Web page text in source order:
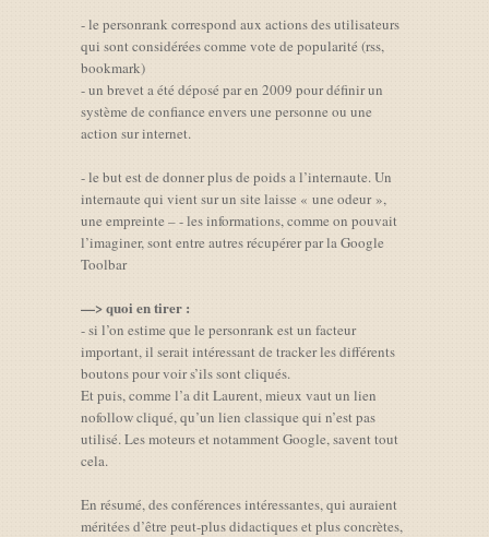
- le personrank correspond aux actions des utilisateurs
qui sont considérées comme vote de popularité (rss,
bookmark)
- un brevet a été déposé par en 2009 pour définir un
système de confiance envers une personne ou une
action sur internet.
- le but est de donner plus de poids a l’internaute. Un
internaute qui vient sur un site laisse « une odeur »,
une empreinte – - les informations, comme on pouvait
l’imaginer, sont entre autres récupérer par la Google
Toolbar
—> quoi en tirer :
- si l’on estime que le personrank est un facteur
important, il serait intéressant de tracker les différents
boutons pour voir s’ils sont cliqués.
Et puis, comme l’a dit Laurent, mieux vaut un lien
nofollow cliqué, qu’un lien classique qui n’est pas
utilisé. Les moteurs et notamment Google, savent tout
cela.
En résumé, des conférences intéressantes, qui auraient
méritées d’être peut-plus didactiques et plus concrètes,